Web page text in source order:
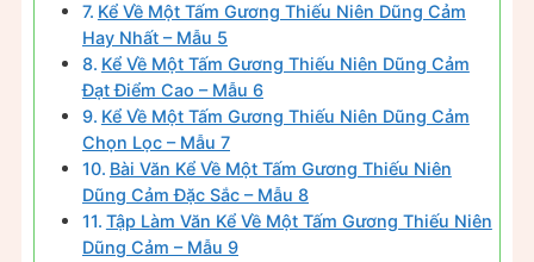
Kể Về Một Tấm Gương Thiếu Niên Dũng Cảm
Hay Nhất – Mẫu 5
Kể Về Một Tấm Gương Thiếu Niên Dũng Cảm
Đạt Điểm Cao – Mẫu 6
Kể Về Một Tấm Gương Thiếu Niên Dũng Cảm
Chọn Lọc – Mẫu 7
Bài Văn Kể Về Một Tấm Gương Thiếu Niên
Dũng Cảm Đặc Sắc – Mẫu 8
Tập Làm Văn Kể Về Một Tấm Gương Thiếu Niên
Dũng Cảm – Mẫu 9